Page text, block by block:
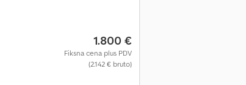
1.800 €
Fiksna cena plus PDV
(2.142 € bruto)